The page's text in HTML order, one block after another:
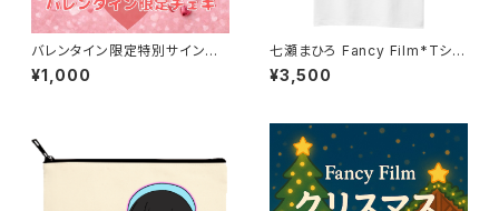
バレンタイン限定特別サイン入
りチェキ
¥1,000
七瀬まひろ Fancy Film*Tシャ
ツ 2024
¥3,500